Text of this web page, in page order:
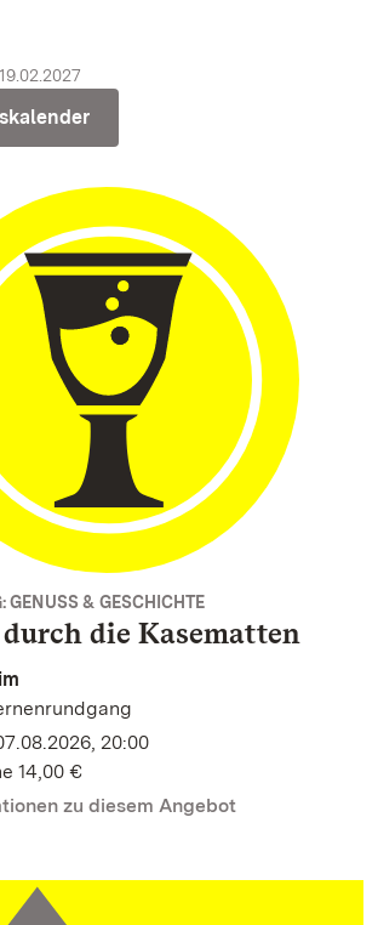
GENUSS & GESCHICHTE
die Kasematten
20:00
14,00 €
zu diesem Angebot